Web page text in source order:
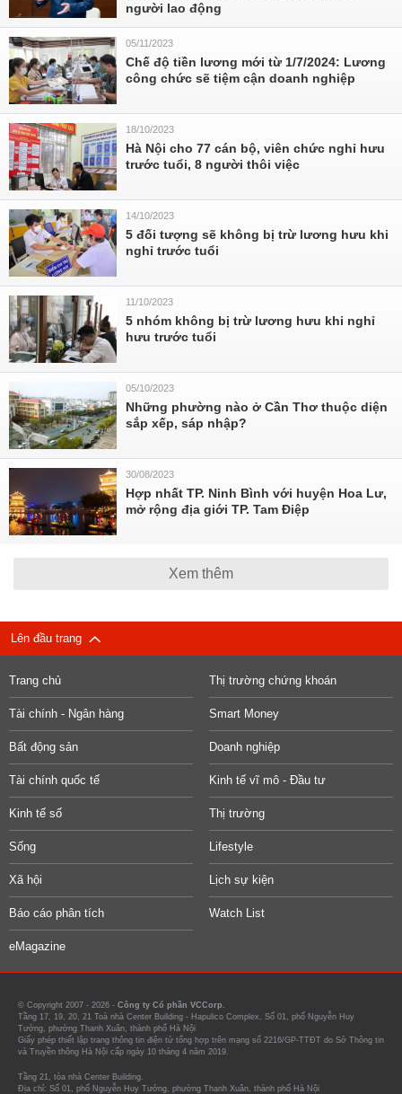
người lao động
05/11/2023
Chế độ tiền lương mới từ 1/7/2024: Lương
công chức sẽ tiệm cận doanh nghiệp
18/10/2023
Hà Nội cho 77 cán bộ, viên chức nghỉ hưu
trước tuổi, 8 người thôi việc
14/10/2023
5 đối tượng sẽ không bị trừ lương hưu khi
nghỉ trước tuổi
11/10/2023
5 nhóm không bị trừ lương hưu khi nghỉ
hưu trước tuổi
05/10/2023
Những phường nào ở Cần Thơ thuộc diện
sắp xếp, sáp nhập?
30/08/2023
Hợp nhất TP. Ninh Bình với huyện Hoa Lư,
mở rộng địa giới TP. Tam Điệp
Xem thêm
Lên đầu trang
Trang chủ Thị trường chứng khoán
Tài chính - Ngân hàng Smart Money
Bất động sản Doanh nghiệp
Tài chính quốc tế Kinh tế vĩ mô - Đầu tư
Kinh tế số Thị trường
Sống Lifestyle
Xã hội Lịch sự kiện
Báo cáo phân tích Watch List
eMagazine
© Copyright 2007 - 2026 - Công ty Cổ phần VCCorp.
Tầng 17, 19, 20, 21 Toà nhà Center Building - Hapulico Complex, Số 01, phố Nguyễn Huy
Tưởng, phường Thanh Xuân, thành phố Hà Nội
Giấy phép thiết lập trang thông tin điện tử tổng hợp trên mạng số 2216/GP-TTĐT do Sở Thông tin
và Truyền thông Hà Nội cấp ngày 10 tháng 4 năm 2019.
Tầng 21, tòa nhà Center Building.
Địa chỉ: Số 01, phố Nguyễn Huy Tưởng, phường Thanh Xuân, thành phố Hà Nội